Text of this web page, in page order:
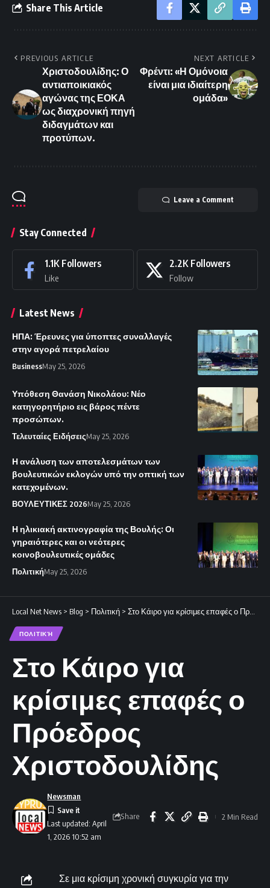
Share This Article
PREVIOUS ARTICLE
Χριστοδουλίδης: Ο
αντιαποικιακός
αγώνας της ΕΟΚΑ
ως διαχρονική πηγή
διδαγμάτων και
προτύπων.
NEXT ARTICLE
Φρέντι: «Η Ομόνοια
είναι μια ιδιαίτερη
ομάδα»
Leave a Comment
Stay Connected
1.1K Followers
Like
2.2K Followers
Follow
Latest News
ΗΠΑ: Έρευνες για ύποπτες συναλλαγές
στην αγορά πετρελαίου
BusinessMay 25, 2026
Υπόθεση Θανάση Νικολάου: Νέο
κατηγορητήριο εις βάρος πέντε
προσώπων.
Τελευταίες ΕιδήσειςMay 25, 2026
Η ανάλυση των αποτελεσμάτων των
βουλευτικών εκλογών υπό την οπτική των
κατεχομένων.
ΒΟΥΛΕΥΤΙΚΕΣ 2026May 25, 2026
Η ηλικιακή ακτινογραφία της Βουλής: Οι
γηραιότερες και οι νεότερες
κοινοβουλευτικές ομάδες
ΠολιτικήMay 25, 2026
Local Net News > Blog > Πολιτική > Στο Κάιρο για κρίσιμες επαφές ο Πρόεδρος Χριστοδουλίδης
ΠΟΛΙΤΙΚΉ
Στο Κάιρο για
κρίσιμες επαφές ο
Πρόεδρος
Χριστοδουλίδης
Last updated: April
1, 2026 10:52 am
Newsman
Share 2 Min Read
Σε μια κρίσιμη χρονική συγκυρία για την